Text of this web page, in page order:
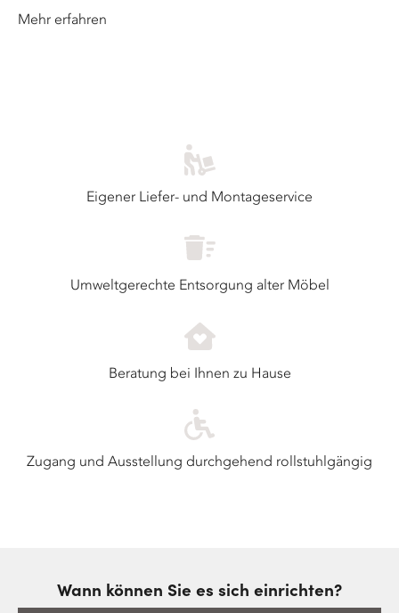
Mehr erfahren
Eigener Liefer- und Montageservice
Umweltgerechte Entsorgung alter Möbel
Beratung bei Ihnen zu Hause
Zugang und Ausstellung durchgehend rollstuhlgängig
Wann können Sie es sich einrichten?